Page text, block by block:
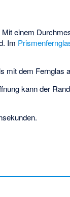
einem
Im
mit dem Fernglas
kann der